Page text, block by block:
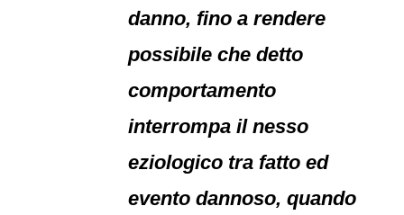
danno, fino a rendere
possibile che detto
comportamento
interrompa il nesso
eziologico tra fatto ed
evento dannoso, quando